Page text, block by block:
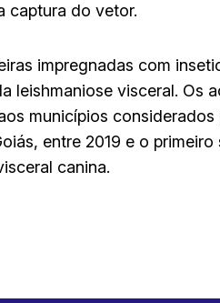
captura do vetor.
impregnadas com
leishmaniose visceral. Os
municípios considerados
entre 2019 e o
canina.